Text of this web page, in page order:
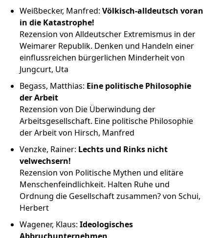
Weißbecker, Manfred: Völkisch-alldeutsch voran
in die Katastrophe!
Rezension von Alldeutscher Extremismus in der
Weimarer Republik. Denken und Handeln einer
einflussreichen bürgerlichen Minderheit von
Jungcurt, Uta
Begass, Matthias: Eine politische Philosophie
der Arbeit
Rezension von Die Überwindung der
Arbeitsgesellschaft. Eine politische Philosophie
der Arbeit von Hirsch, Manfred
Venzke, Rainer: Lechts und Rinks nicht
velwechsern!
Rezension von Politische Mythen und elitäre
Menschenfeindlichkeit. Halten Ruhe und
Ordnung die Gesellschaft zusammen? von Schui,
Herbert
Wagener, Klaus: Ideologisches